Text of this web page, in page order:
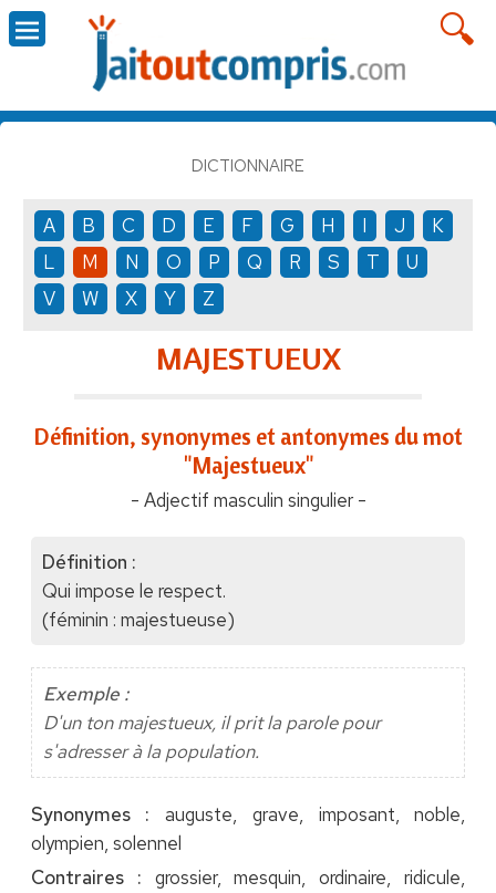
DICTIONNAIRE
A B C D E F G H I J
K
L
M N O P Q R S T
U
V
W X Y Z
MAJESTUEUX
Définition, synonymes et antonymes du mot
"Majestueux"
- Adjectif masculin singulier -
Définition :
Qui impose le respect.
(féminin : majestueuse)
Exemple :
D'un ton majestueux, il prit la parole pour
s'adresser à la population.
Synonymes : auguste, grave, imposant, noble,
olympien, solennel
Contraires : grossier, mesquin, ordinaire, ridicule,